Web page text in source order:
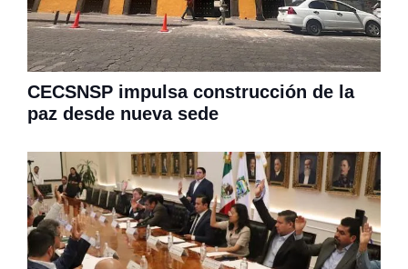
CECSNSP impulsa construcción de la
paz desde nueva sede